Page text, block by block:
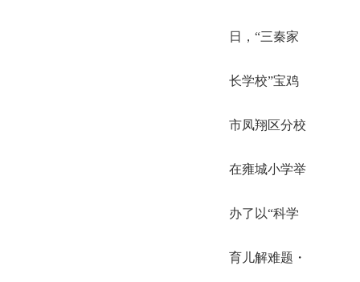
日，“三秦家
长学校”宝鸡
市凤翔区分校
在雍城小学举
办了以“科学
育儿解难题・